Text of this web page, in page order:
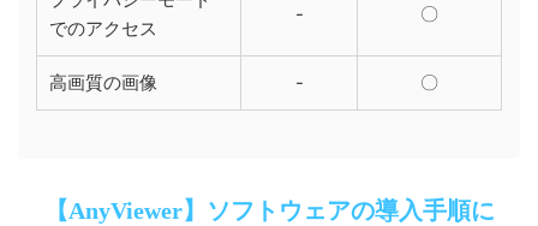
でのアクセス
- 〇
高画質の画像 - 〇
【AnyViewer】ソフトウェアの導入手順に